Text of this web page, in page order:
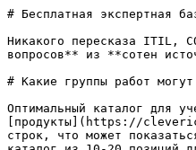
# Бесплатная экспертная
Никакого пересказа ITIL,
вопросов** из **сотен
# Какие группы работ
Оптимальный каталог для
[продукты](https://
строк, что может